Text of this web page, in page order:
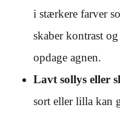
i stærkere farver
skaber kontrast
opdage agnen.
Lavt sollys eller
sort eller lilla kan